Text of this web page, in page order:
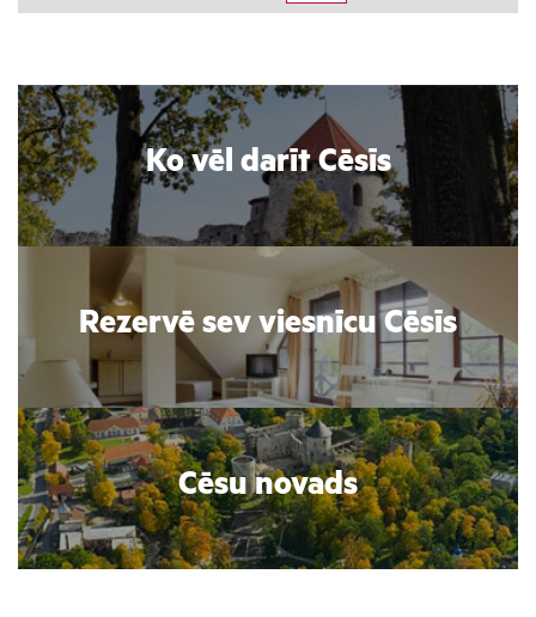
Ko vēl darīt Cēsīs
Rezervē sev viesnīcu Cēsīs
Cēsu novads